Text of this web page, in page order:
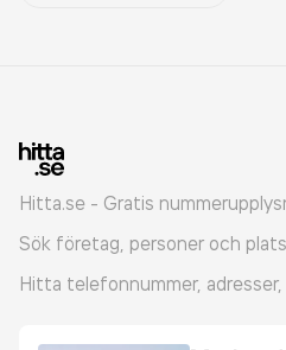
Hitta.se - Gratis
Sök företag, personer och
Hitta telefonnummer,